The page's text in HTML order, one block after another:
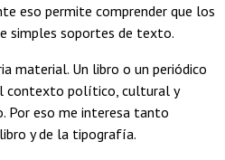
eso permite comprender que los
simples soportes de texto.
material. Un libro o un periódico
contexto político, cultural y
Por eso me interesa tanto
y de la tipografía.